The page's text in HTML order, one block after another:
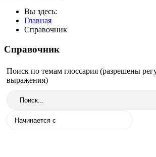
Вы здесь:
Главная
Справочник
Справочник
Поиск по темам глоссария (разрешены
выражения)